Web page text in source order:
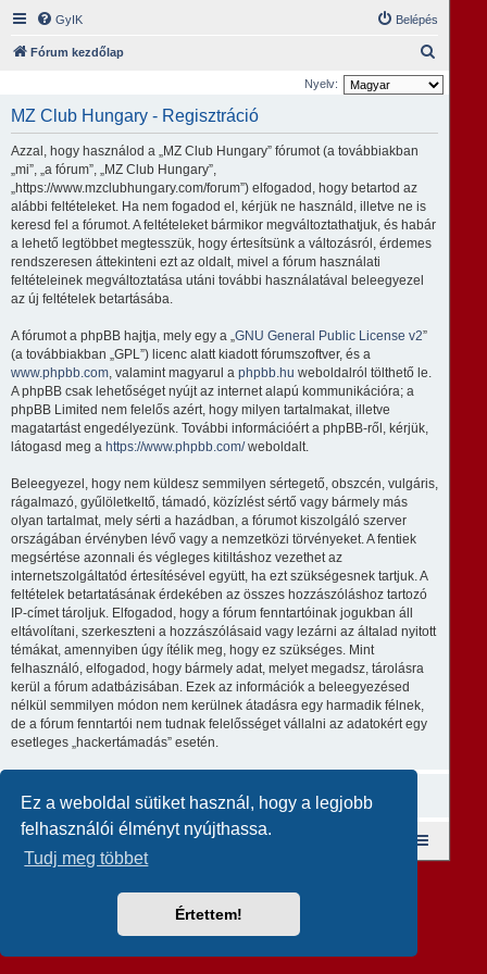
Ez a weboldal sütiket használ, hogy a legjobb
felhasználói élményt nyújthassa.
Tudj meg többet
Értettem!
GyIK Belépés
Fórum kezdőlap
e
Nyelv:
MZ Club Hungary - Regisztráció
Azzal, hogy használod a „MZ Club Hungary” fórumot (a továbbiakban
„mi”, „a fórum”, „MZ Club Hungary”,
„https://www.mzclubhungary.com/forum”) elfogadod, hogy betartod az
alábbi feltételeket. Ha nem fogadod el, kérjük ne használd, illetve ne is
keresd fel a fórumot. A feltételeket bármikor megváltoztathatjuk, és habár
a lehető legtöbbet megtesszük, hogy értesítsünk a változásról, érdemes
rendszeresen áttekinteni ezt az oldalt, mivel a fórum használati
feltételeinek megváltoztatása utáni további használatával beleegyezel
az új feltételek betartásába.
A fórumot a phpBB hajtja, mely egy a „GNU General Public License v2”
(a továbbiakban „GPL”) licenc alatt kiadott fórumszoftver, és a
www.phpbb.com, valamint magyarul a phpbb.hu weboldalról tölthető le.
A phpBB csak lehetőséget nyújt az internet alapú kommunikációra; a
phpBB Limited nem felelős azért, hogy milyen tartalmakat, illetve
magatartást engedélyezünk. További információért a phpBB-ről, kérjük,
látogasd meg a https://www.phpbb.com/weboldalt.
Beleegyezel, hogy nem küldesz semmilyen sértegető, obszcén, vulgáris,
rágalmazó, gyűlöletkeltő, támadó, közízlést sértő vagy bármely más
olyan tartalmat, mely sérti a hazádban, a fórumot kiszolgáló szerver
országában érvényben lévő vagy a nemzetközi törvényeket. A fentiek
megsértése azonnali és végleges kitiltáshoz vezethet az
internetszolgáltatód értesítésével együtt, ha ezt szükségesnek tartjuk. A
feltételek betartatásának érdekében az összes hozzászóláshoz tartozó
IP-címet tároljuk. Elfogadod, hogy a fórum fenntartóinak jogukban áll
eltávolítani, szerkeszteni a hozzászólásaid vagy lezárni az általad nyitott
témákat, amennyiben úgy ítélik meg, hogy ez szükséges. Mint
felhasználó, elfogadod, hogy bármely adat, melyet megadsz, tárolásra
kerül a fórum adatbázisában. Ezek az információk a beleegyezésed
nélkül semmilyen módon nem kerülnek átadásra egy harmadik félnek,
de a fórum fenntartói nem tudnak felelősséget vállalni az adatokért egy
esetleges „hackertámadás” esetén.
Magyar fordítás ©Magyar phpBB Közösség